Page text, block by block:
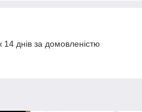
днів за домовленістю